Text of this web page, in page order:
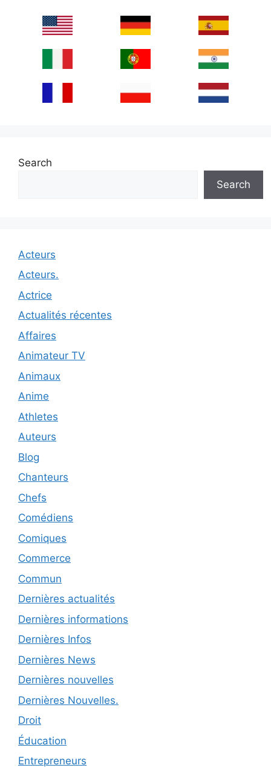
Search
Search
Acteurs
Acteurs.
Actrice
Actualités récentes
Affaires
Animateur TV
Animaux
Anime
Athletes
Auteurs
Blog
Chanteurs
Chefs
Comédiens
Comiques
Commerce
Commun
Dernières actualités
Dernières informations
Dernières Infos
Dernières News
Dernières nouvelles
Dernières Nouvelles.
Droit
Éducation
Entrepreneurs